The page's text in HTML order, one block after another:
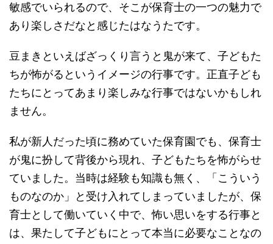
敏感でいられるので、そこが保育士の一つの魅力で
あり楽しさだなと感じたはなうたです。
豆まきといえばざっくり言うと鬼が来て、子どもた
ちが怖がるというイメージの行事です。正直子ども
たちにとってあまり楽しみな行事ではないかもしれ
ません。
私が新人だった頃に務めていた保育園でも、保育士
が鬼に扮して背後から現れ、子どもたちを怖がらせ
ていました。当時は経験も知識も無く、「こういう
ものなのか」と受け入れてしまっていましたが、保
育士として働いていく中で、怖い思いをする行事と
は、果たして子どもにとって本当に必要なことなの